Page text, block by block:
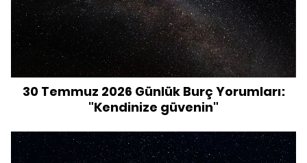
30 Temmuz 2026 Günlük Burç Yorumları:
"Kendinize güvenin"